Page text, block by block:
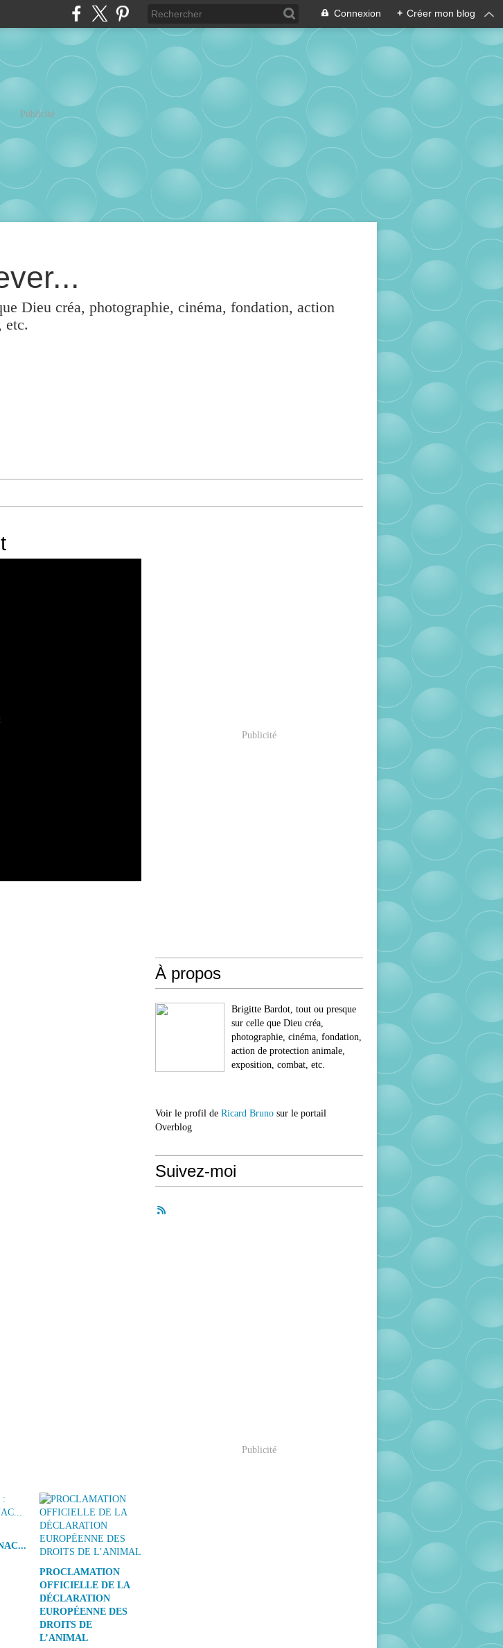
Connexion + Créer mon blog
Publicité
Dieu créa, photographie, cinéma, fondation, action
etc.
PROCLAMATION
OFFICIELLE DE LA
DÉCLARATION
EUROPÉENNE DES
DROITS DE
L’ANIMAL
Publicité
À propos
Brigitte Bardot, tout ou presque
sur celle que Dieu créa,
photographie, cinéma, fondation,
action de protection animale,
exposition, combat, etc.
Voir le profil de Ricard Bruno sur le portail
Overblog
Suivez-moi
Publicité